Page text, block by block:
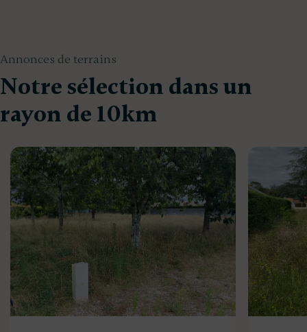
Annonces de terrains
Notre sélection dans un
rayon de 10km